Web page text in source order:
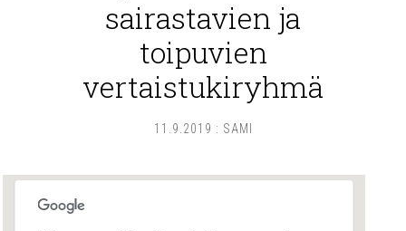
sairastavien ja
toipuvien
vertaistukiryhmä
11.9.2019 : SAMI